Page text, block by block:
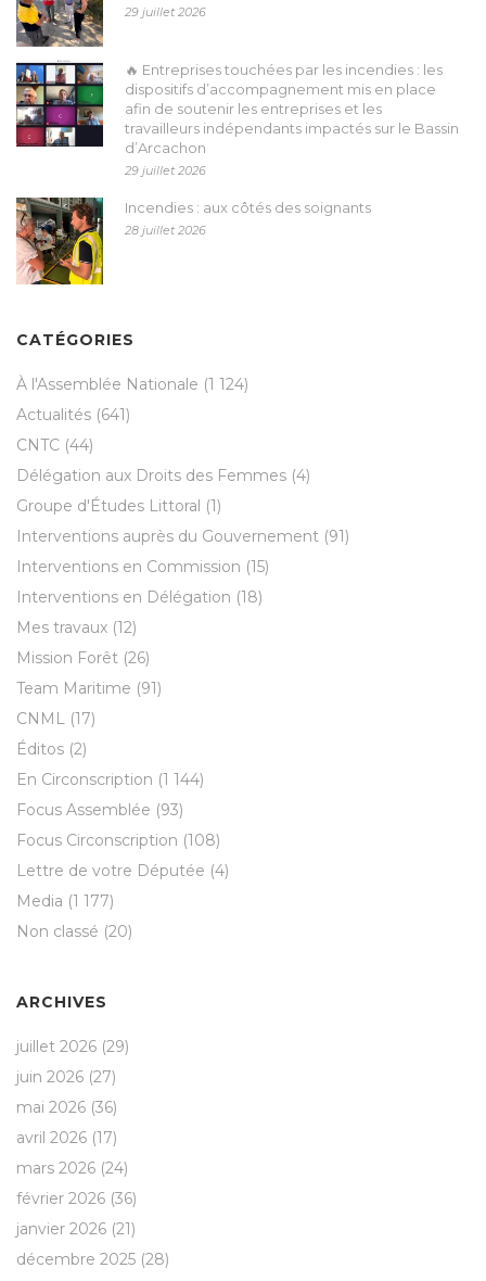
29 juillet 2026
🔥 Entreprises touchées par les incendies : les
dispositifs d’accompagnement mis en place
afin de soutenir les entreprises et les
travailleurs indépendants impactés sur le Bassin
d’Arcachon
29 juillet 2026
Incendies : aux côtés des soignants
28 juillet 2026
CATÉGORIES
À l'Assemblée Nationale (1 124)
Actualités (641)
CNTC (44)
Délégation aux Droits des Femmes (4)
Groupe d'Études Littoral (1)
Interventions auprès du Gouvernement (91)
Interventions en Commission (15)
Interventions en Délégation (18)
Mes travaux (12)
Mission Forêt (26)
Team Maritime (91)
CNML (17)
Éditos (2)
En Circonscription (1 144)
Focus Assemblée (93)
Focus Circonscription (108)
Lettre de votre Députée (4)
Media (1 177)
Non classé (20)
ARCHIVES
juillet 2026 (29)
juin 2026 (27)
mai 2026 (36)
avril 2026 (17)
mars 2026 (24)
février 2026 (36)
janvier 2026 (21)
décembre 2025 (28)